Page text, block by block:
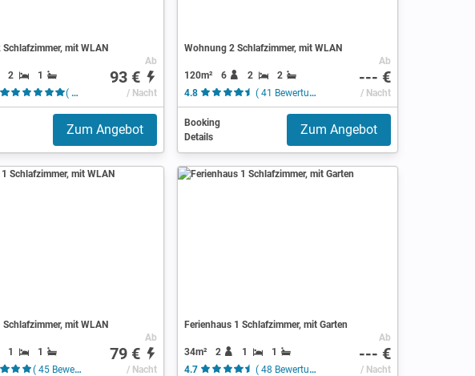
mit WLAN
2
1
( 9 Bewertungen )
Ab
93 €
/ Nacht
Zum Angebot
Wohnung 2 Schlafzimmer, mit WLAN
120m² 6 2
2
4.8
( 41 Bewertungen )
Ab
--- €
/ Nacht
Booking
Details
Zum Angebot
mit WLAN
1
1
( 45 Bewertungen )
Ab
79 €
/ Nacht
Ferienhaus 1 Schlafzimmer, mit Garten
34m² 2 1
1
4.7
( 48 Bewertungen )
Ab
--- €
/ Nacht